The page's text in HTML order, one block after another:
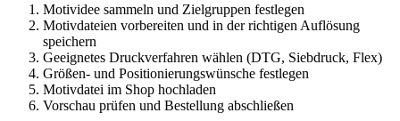
Motividee sammeln und Zielgruppen festlegen
Motivdateien vorbereiten und in der richtigen Auflösung
speichern
Geeignetes Druckverfahren wählen (DTG, Siebdruck, Flex)
Größen- und Positionierungswünsche festlegen
Motivdatei im Shop hochladen
Vorschau prüfen und Bestellung abschließen